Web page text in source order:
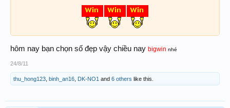
hôm nay bạn chọn số đẹp vậy chiều nay bigwin nhé
24/8/11
thu_hong123 binh_an16 DK-NO1 and 6 others like this.